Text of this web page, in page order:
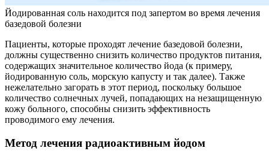
Йодированная соль находится под запертом во время лечения
базедовой болезни
Пациенты, которые проходят лечение базедовой болезни,
должны существенно снизить количество продуктов питания,
содержащих значительное количество йода (к примеру,
йодированную соль, морскую капусту и так далее). Также
нежелательно загорать в этот период, поскольку большое
количество солнечных лучей, попадающих на незащищенную
кожу больного, способны снизить эффективность
проводимого ему лечения.
Метод лечения радиоактивным йодом